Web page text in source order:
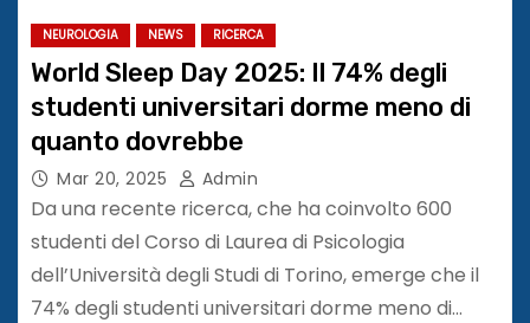
NEUROLOGIA NEWS RICERCA
World Sleep Day 2025: Il 74% degli
studenti universitari dorme meno di
quanto dovrebbe
Mar 20, 2025 Admin
Da una recente ricerca, che ha coinvolto 600
studenti del Corso di Laurea di Psicologia
dell’Università degli Studi di Torino, emerge che il
74% degli studenti universitari dorme meno di…